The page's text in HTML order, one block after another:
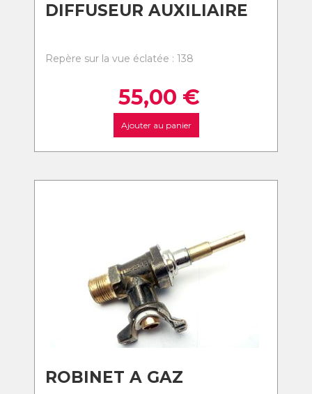
DIFFUSEUR AUXILIAIRE
Repère sur la vue éclatée : 138
55,00 €
Ajouter au panier
ROBINET A GAZ